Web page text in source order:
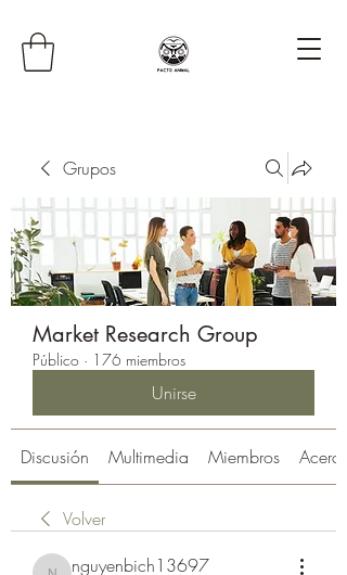
Grupos
Market Research Group
Público · 176 miembros
Unirse
Discusión Multimedia Miembros Acerca
Volver
nguyenbich13697